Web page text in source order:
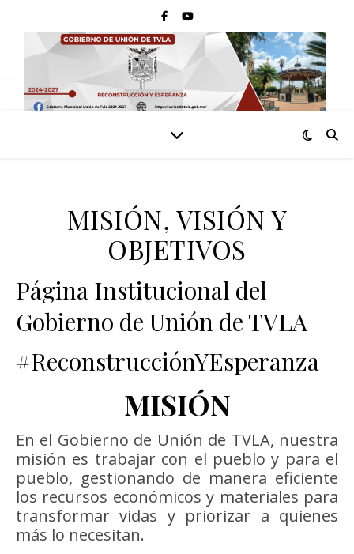
MISIÓN, VISIÓN Y
OBJETIVOS
Página Institucional del
Gobierno de Unión de TVLA
#ReconstrucciónYEsperanza
MISIÓN
En el Gobierno de Unión de TVLA, nuestra
misión es trabajar con el pueblo y para el
pueblo, gestionando de manera eficiente
los recursos económicos y materiales para
transformar vidas y priorizar a quienes
más lo necesitan.